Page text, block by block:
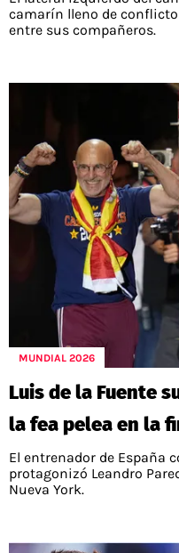
camarín lleno de
entre sus compañeros.
MUNDIAL 2026
Luis de la Fuente
la fea pelea en la
El entrenador de España
protagonizó Leandro
Nueva York.